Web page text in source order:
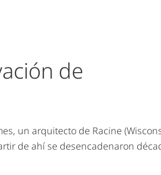
de
un arquitecto de Racine
de ahí se desencadenaron